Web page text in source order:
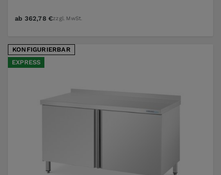
ab 362,78 €zzgl. MwSt.
KONFIGURIERBAR
EXPRESS